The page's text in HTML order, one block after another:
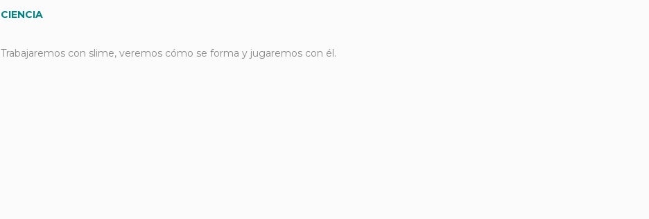
CIENCIA
Trabajaremos con slime, veremos cómo se forma y jugaremos con él.